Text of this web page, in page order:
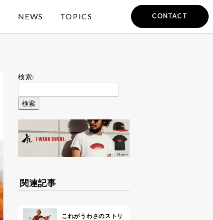
NEWS TOPICS CONTACT
検索:
関連記事
これがうわさのストリ